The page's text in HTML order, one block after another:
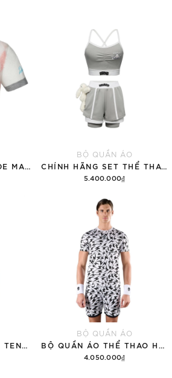
BỘ QUẦN ÁO
5.400.000₫
Thêm vào giỏ hàng
BỘ QUẦN ÁO
4.050.000₫